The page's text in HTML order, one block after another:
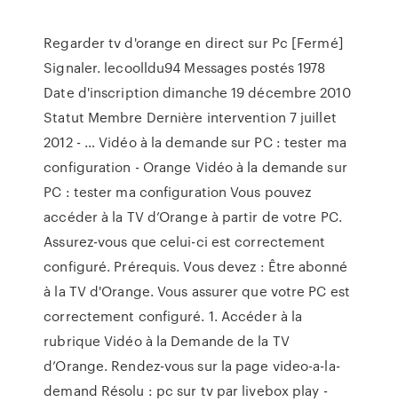
Regarder tv d'orange en direct sur Pc [Fermé]
Signaler. lecoolldu94 Messages postés 1978
Date d'inscription dimanche 19 décembre 2010
Statut Membre Dernière intervention 7 juillet
2012 - … Vidéo à la demande sur PC : tester ma
configuration - Orange Vidéo à la demande sur
PC : tester ma configuration Vous pouvez
accéder à la TV d’Orange à partir de votre PC.
Assurez-vous que celui-ci est correctement
configuré. Prérequis. Vous devez : Être abonné
à la TV d'Orange. Vous assurer que votre PC est
correctement configuré. 1. Accéder à la
rubrique Vidéo à la Demande de la TV
d’Orange. Rendez-vous sur la page video-a-la-
demand Résolu : pc sur tv par livebox play -